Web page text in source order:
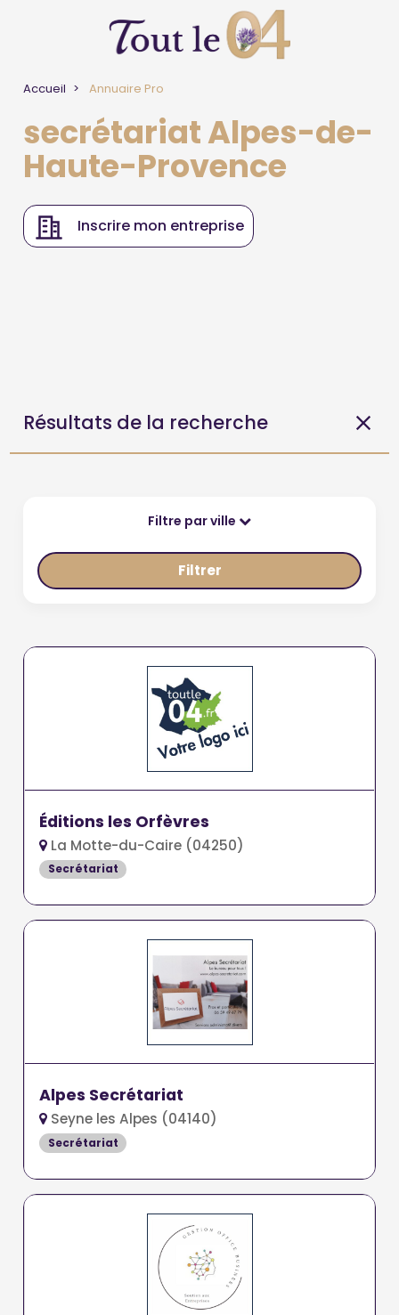
Accueil Annuaire Pro
secrétariat Alpes-de-
Haute-Provence
Inscrire mon entreprise
Résultats de la recherche
Filtre par ville
Filtrer
Éditions les Orfèvres
La Motte-du-Caire (04250)
Secrétariat
Alpes Secrétariat
Seyne les Alpes (04140)
Secrétariat